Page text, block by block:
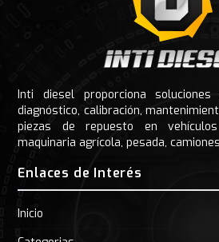
Inti diesel proporciona
diagnóstico, calibración,
piezas de repuesto en
maquinaria agrícola, pesada,
Enlaces de Interés
Inicio